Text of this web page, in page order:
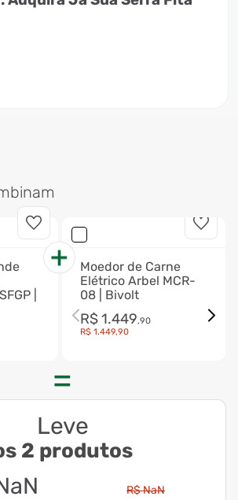
|
Moedor de Carne
Elétrico Arbel MCR-
08 | Bivolt
R$1.449,90
R$ 1.449,90
Leve
2 produtos
R$NaN